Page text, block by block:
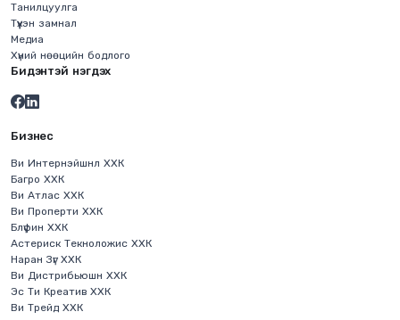
Танилцуулга
Түүхэн замнал
Медиа
Хүний нөөцийн бодлого
Бидэнтэй нэгдэх
Бизнес
Ви Интернэйшнл ХХК
Багро ХХК
Ви Атлас ХХК
Ви Проперти ХХК
Блүфин ХХК
Астериск Текноложис ХХК
Наран Зүг ХХК
Ви Дистрибьюшн ХХК
Эс Ти Креатив ХХК
Ви Трейд ХХК